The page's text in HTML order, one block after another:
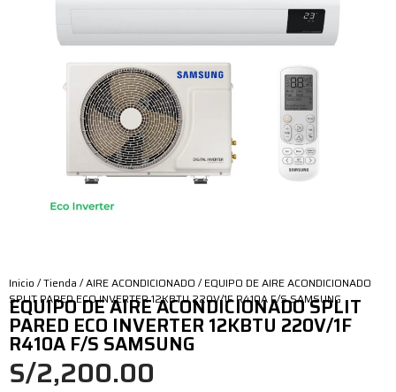
Inicio /Tienda /AIRE ACONDICIONADO / EQUIPO DE AIRE ACONDICIONADO
SPLIT PARED ECO INVERTER 12KBTU 220V/1F R410A F/S SAMSUNG
EQUIPO DE AIRE ACONDICIONADO SPLIT
PARED ECO INVERTER 12KBTU 220V/1F
R410A F/S SAMSUNG
S/2,200.00